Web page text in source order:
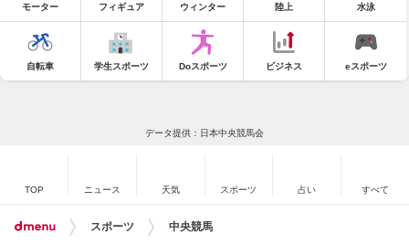
モーター フィギュア ウィンター 陸上 水泳
自転車 学生スポーツ Doスポーツ ビジネス eスポーツ
データ提供：日本中央競馬会
TOP ニュース 天気 スポーツ 占い すべて
スポーツ 中央競馬